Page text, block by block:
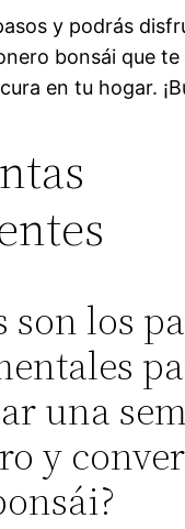
y podrás
bonsái que te
en tu hogar.
son los
una
y